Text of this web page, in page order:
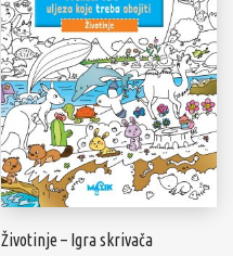
Životinje – Igra skrivača